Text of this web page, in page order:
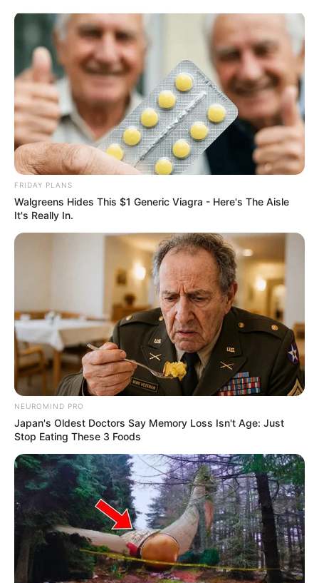
вмісту
Groza-news.info
Громада Закарпаття
Стало відомо прізвище
затриманого зранку на хабарі
офіцера 101-ї бригади ТРО
ЛЮТ 20, 2024
FRIDAY PLANS
Walgreens Hides This $1 Generic Viagra - Here's The Aisle
It's Really In.
NEUROMIND PRO
Japan's Oldest Doctors Say Memory Loss Isn't Age: Just
Stop Eating These 3 Foods